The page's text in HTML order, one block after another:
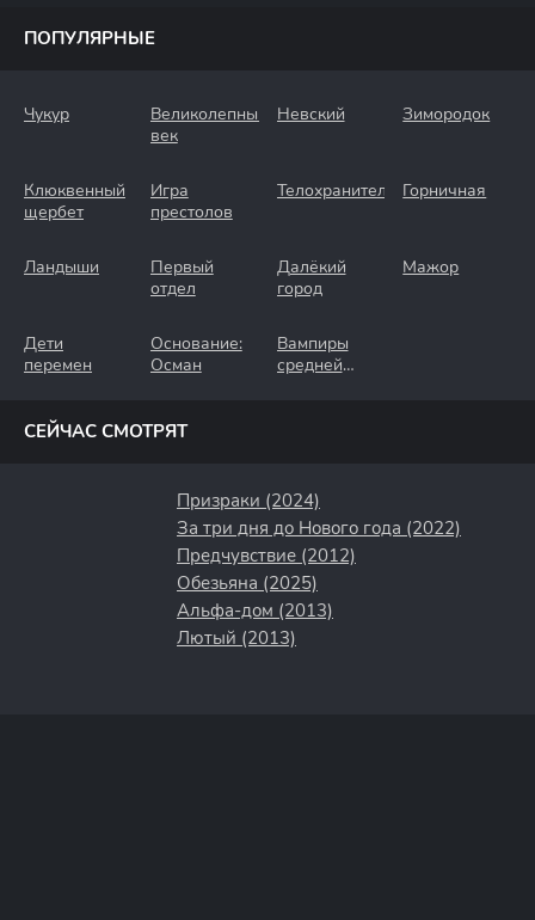
ПОПУЛЯРНЫЕ
Чукур
Великолепный
век
Невский Зимородок
Клюквенный
щербет
Игра
престолов
Телохранители Горничная
Ландыши
Первый
отдел
Далёкий
город
Мажор
Дети
перемен
Основание:
Осман
Вампиры
средней
СЕЙЧАС СМОТРЯТ
Призраки (2024)
За три дня до Нового года (2022)
Предчувствие (2012)
Обезьяна (2025)
Альфа-дом (2013)
Лютый (2013)